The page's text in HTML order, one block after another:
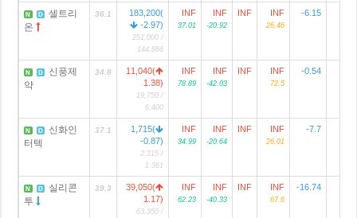
N D
셀트리
온
36.1
183,200(
-2.97)
251,000 /
144,866
INF
37.01
INF
-20.92
INF INF
26.46
-6.15
N D
신풍제
약
34.8
11,040(
1.38)
19,750 /
6,400
INF
78.89
INF
-42.03
INF INF
72.5
-0.54
N D
신화인
터텍
37.1
1,715(
-0.87)
2,315 /
1,361
INF
34.99
INF
-20.64
INF INF
26.01
-7.7
N D
실리콘
투
39.3
39,050(
1.17)
63,350 /
INF
62.23
INF
-40.33
INF INF
67.6
-16.74